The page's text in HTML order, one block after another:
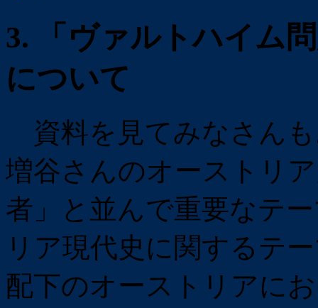
3. 「ヴァルトハイム
について
資料を見てみなさん
増谷さんのオーストリ
者」と並んで重要なテ
リア現代史に関するテ
配下のオーストリアに